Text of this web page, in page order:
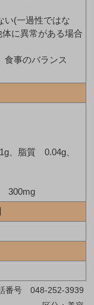
い(一過性ではな
に異常がある場合
食事のバランス
、脂質 0.04g、
300mg
番号 048-252-3939